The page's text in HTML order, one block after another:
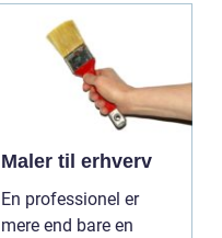
Maler til erhverv
En professionel er
mere end bare en